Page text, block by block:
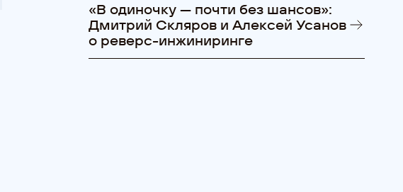
«В одиночку — почти без шансов»:
Дмитрий Скляров и Алексей Усанов
о реверс-инжиниринге